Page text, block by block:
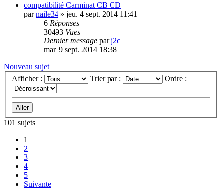
compatibilité Carminat CB CD
parnaile34 » jeu. 4 sept. 2014 11:41
6 Réponses
30493 Vues
Dernier message parj2c
mar. 9 sept. 2014 18:38
Nouveau sujet
Afficher :
Trier par : Ordre :
101 sujets
1
2
3
4
5
Suivante